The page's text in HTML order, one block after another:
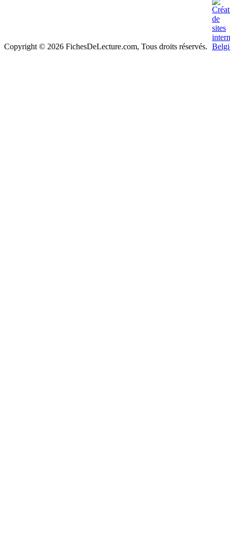
Copyright © 2026 FichesDeLecture.com, Tous droits réservés.